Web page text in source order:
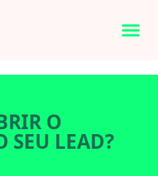
O
SEU LEAD?